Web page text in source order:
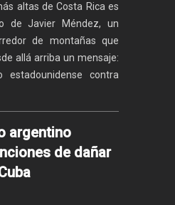
altas de Costa Rica es
de Javier Méndez, un
de montañas que
allá arriba un mensaje:
estadounidense contra
argentino
de dañar